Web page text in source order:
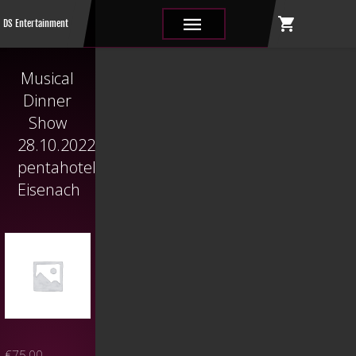
DS Entertainment ||| shopping_cart
Musical
Dinner
Show
28.10.2022
pentahotel
Eisenach